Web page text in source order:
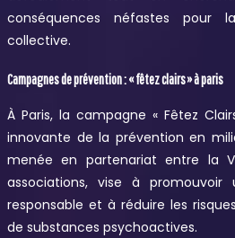
conséquences néfastes pour
collective.
Campagnes de prévention : « fêtez clairs » à paris
À Paris, la campagne « Fêtez
innovante de la prévention en
menée en partenariat entre la
associations, vise à
responsable et à réduire les
de substances psychoactives.